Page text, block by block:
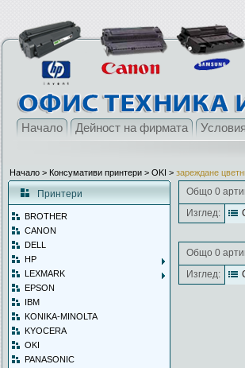
Начало Дейност на фирмата
Начало > Консумативи принтери > OKI > зареждане
Принтери
BROTHER
CANON
DELL
HP
LEXMARK
EPSON
IBM
KONIKA-MINOLTA
KYOCERA
OKI
PANASONIC
Общо 0
Изглед:
Общо 0
Изглед: